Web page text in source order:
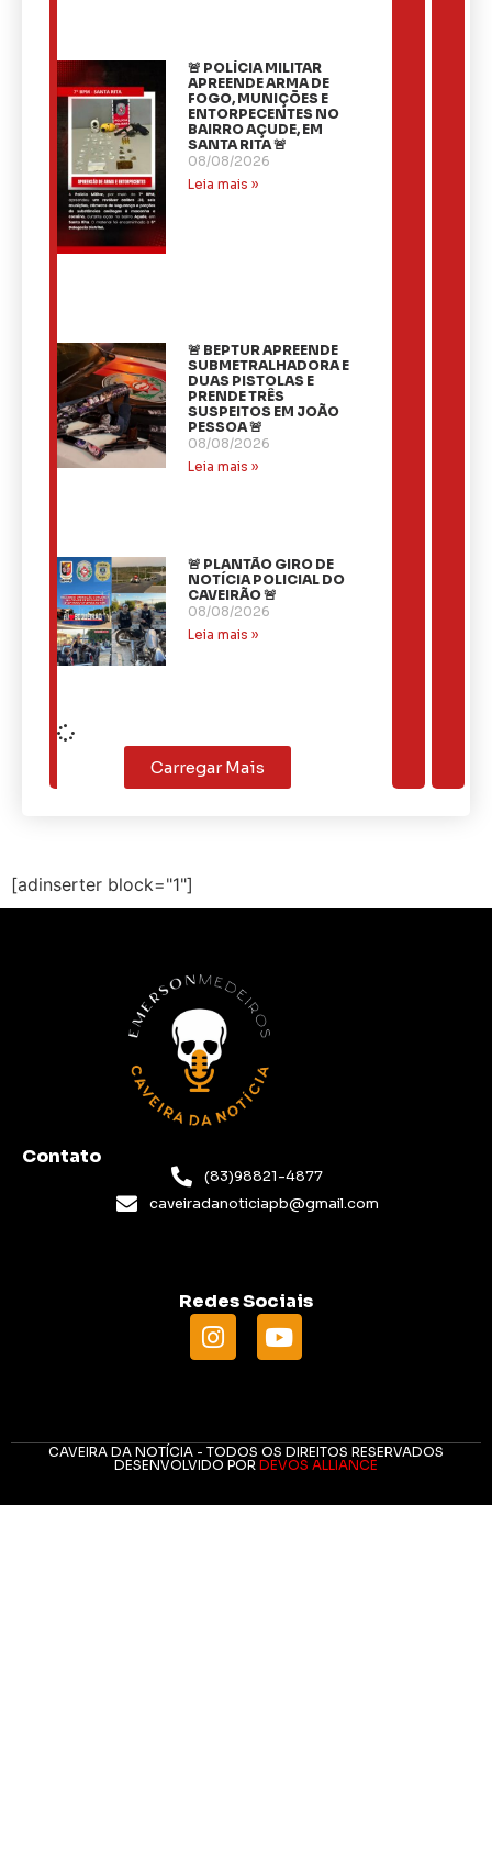
🚨 POLÍCIA MILITAR
APREENDE ARMA DE
FOGO, MUNIÇÕES E
ENTORPECENTES NO
BAIRRO AÇUDE, EM
SANTA RITA 🚨
08/08/2026
Leia mais »
🚨 BEPTUR APREENDE
SUBMETRALHADORA E
DUAS PISTOLAS E
PRENDE TRÊS
SUSPEITOS EM JOÃO
PESSOA 🚨
08/08/2026
Leia mais »
🚨 PLANTÃO GIRO DE
NOTÍCIA POLICIAL DO
CAVEIRÃO 🚨
08/08/2026
Leia mais »
Carregar Mais
[adinserter block="1"]
Contato
(83)98821-4877
caveiradanoticiapb@gmail.com
Redes Sociais
CAVEIRA DA NOTÍCIA - TODOS OS DIREITOS RESERVADOS
DESENVOLVIDO POR DEVOS ALLIANCE